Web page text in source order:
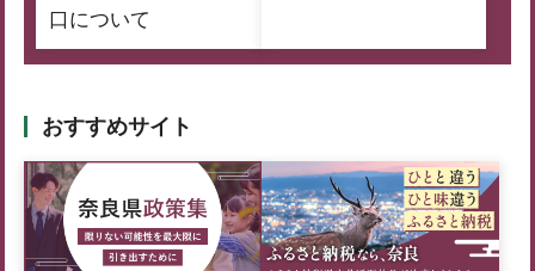
口について
おすすめサイト